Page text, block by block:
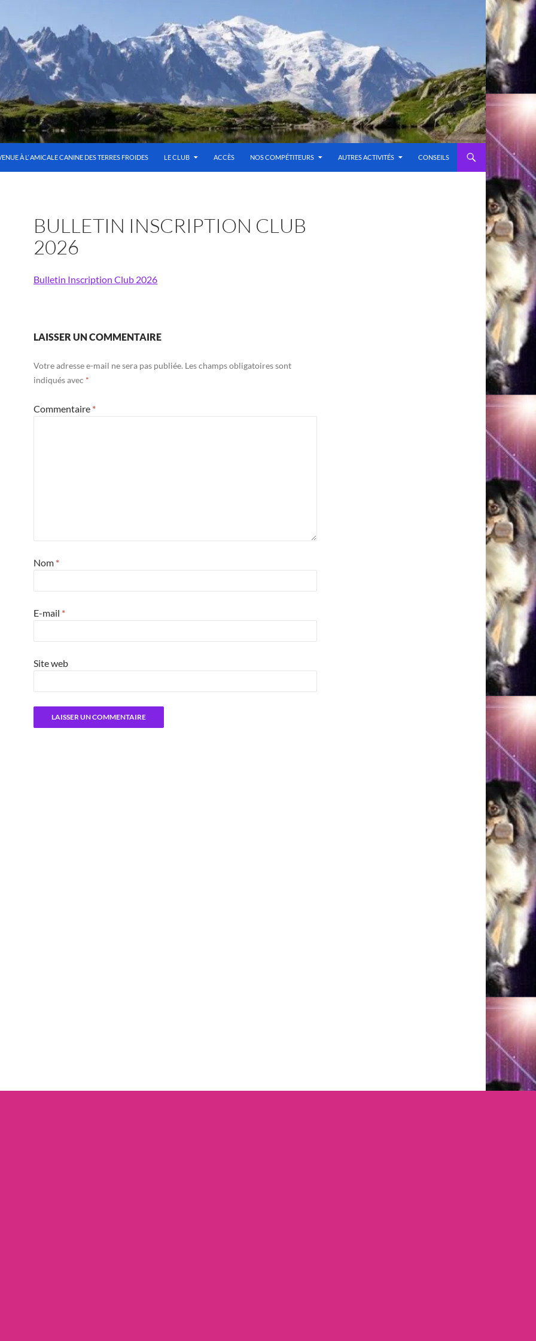
À L’ AMICALE CANINE DES TERRES FROIDES LE CLUB ACCÈS NOS COMPÉTITEURS AUTRES ACTIVITÉS CONSEILS
BULLETIN INSCRIPTION CLUB
2026
Bulletin Inscription Club 2026
LAISSER UN COMMENTAIRE
Votre adresse e-mail ne sera pas publiée. Les champs obligatoires sont
indiqués avec *
Commentaire *
Nom *
E-mail *
Site web